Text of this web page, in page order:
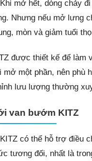
mở hết, dòng chảy
Nhưng nếu mở lưng
mòn và giảm tuổi
được thiết kế để làm
mở một phần, nên phù
lưu lượng thường
van bướm KITZ
có thể hỗ trợ điều
tương đối, nhất là